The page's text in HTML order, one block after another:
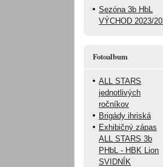
Sezóna 3b HbL
VÝCHOD 2023/
Fotoalbum
ALL STARS
jednotlivých
ročníkov
Brigády ihriská
Exhibičný zápas
ALL STARS 3b
PHbL - HBK Lion
SVIDNÍK